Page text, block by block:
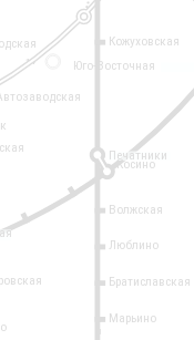
14
Кожуховская
Печатники
Волжская
Люблино
Братиславская
Марьино
Косино
Юго-Восточная